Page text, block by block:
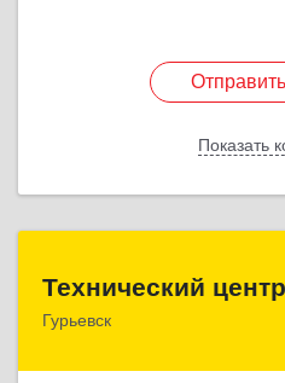
Показать
Технический центр
Гурьевск